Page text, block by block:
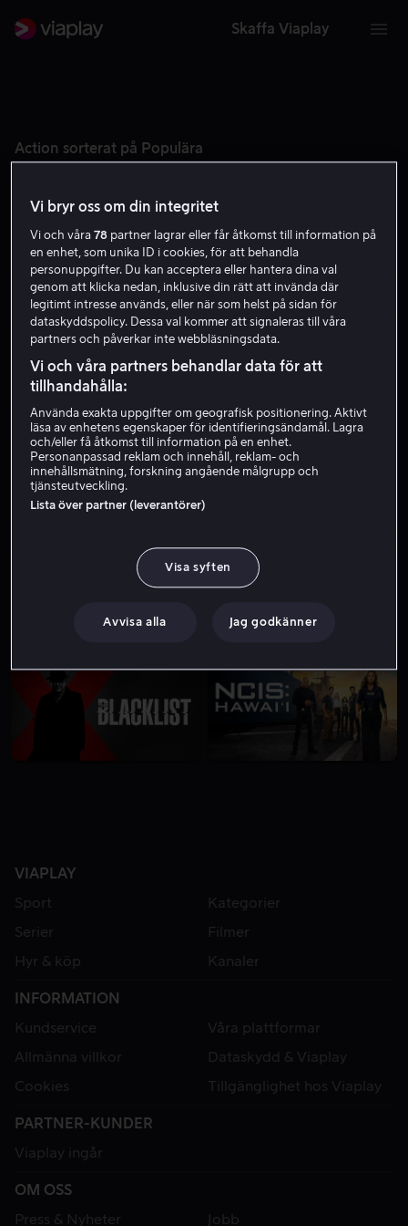
Skaffa Viaplay
Action sorterat på Populära
Ny säsong 19 aug
VIAPLAY
Sport
Kategorier
Serier
Filmer
Hyr & köp
Kanaler
INFORMATION
Kundservice
Våra plattformar
Allmänna villkor
Dataskydd & Viaplay
Cookies
Tillgänglighet hos Viaplay
PARTNER-KUNDER
Viaplay ingår
OM OSS
Press & Nyheter
Jobb
Vi bryr oss om din integritet
Vi och våra78 partner lagrar eller får åtkomst till information på
en enhet, som unika ID i cookies, för att behandla
personuppgifter. Du kan acceptera eller hantera dina val
genom att klicka nedan, inklusive din rätt att invända där
legitimt intresse används, eller när som helst på sidan för
dataskyddspolicy. Dessa val kommer att signaleras till våra
partners och påverkar inte webbläsningsdata.
Vi och våra partners behandlar data för att
tillhandahålla:
Använda exakta uppgifter om geografisk positionering. Aktivt
läsa av enhetens egenskaper för identifieringsändamål. Lagra
och/eller få åtkomst till information på en enhet.
Personanpassad reklam och innehåll, reklam- och
innehållsmätning, forskning angående målgrupp och
tjänsteutveckling.
Lista över partner (leverantörer)
Visa syften
Avvisa alla Jag godkänner